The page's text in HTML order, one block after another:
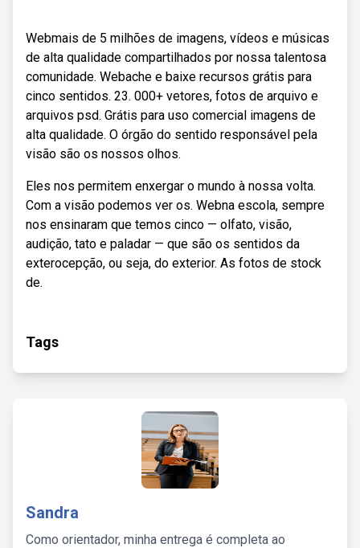
Webmais de 5 milhões de imagens, vídeos e músicas
de alta qualidade compartilhados por nossa talentosa
comunidade. Webache e baixe recursos grátis para
cinco sentidos. 23. 000+ vetores, fotos de arquivo e
arquivos psd. Grátis para uso comercial imagens de
alta qualidade. O órgão do sentido responsável pela
visão são os nossos olhos.
Eles nos permitem enxergar o mundo à nossa volta.
Com a visão podemos ver os. Webna escola, sempre
nos ensinaram que temos cinco — olfato, visão,
audição, tato e paladar — que são os sentidos da
exterocepção, ou seja, do exterior. As fotos de stock
de.
Tags
Sandra
Como orientador, minha entrega é completa ao